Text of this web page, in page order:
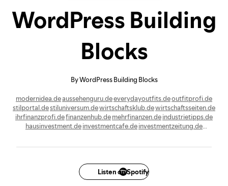
WordPress Building
Blocks
By WordPress Building Blocks
modernidea.deaussehenguru.deeverydayoutfits.deoutfitprofi.de
stilportal.destiluniversum.dewirtschaftsklub.dewirtschaftsseiten.de
ihrfinanzprofi.definanzenhub.demehrfinanzen.deindustrietipps.de
hausinvestment.deinvestmentcafe.deinvestmentzeitung.de
aktivfreak.deathletenmagazin.de
mehrsportlich.defitnessfaktor.de
gesundgeist.de
Listen on Spotify